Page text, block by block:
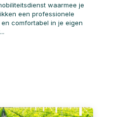
waarmee je
een professionele
comfortabel in je eigen